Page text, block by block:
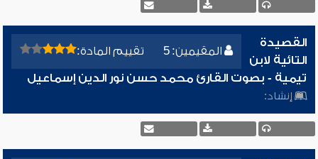
المقيمين: 5 تقييم المادة:
القصيدة
التائية لابن
تيمية - بصوت القارئ محمد حسن نور الدين إسماعيل
إنشاد: